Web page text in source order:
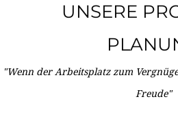
UNSERE
"Wenn der Arbeitsplatz zum
Freude"